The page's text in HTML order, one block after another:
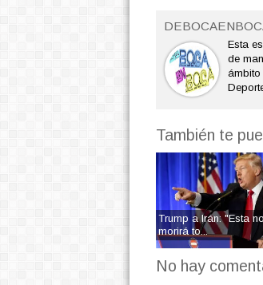
Esta
de
ámbito
También te
Trump a Irán: "Esta
morirá to...
No hay